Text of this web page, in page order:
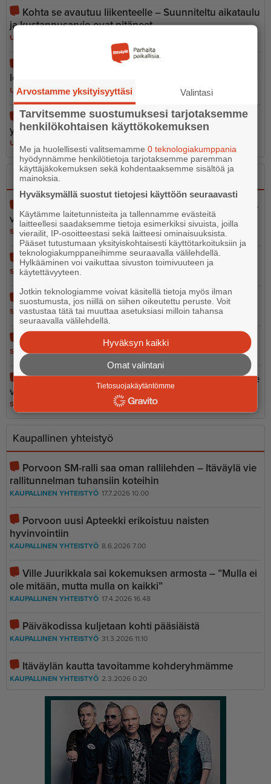
Kohta se avautuu liikenteelle – Suunniteltu aikataulu
ja kustannusarvio ovat pitäneet
UUTISET
Maailman toiseksi suurin matkapu­he­lin­ko­koelma
löytyy Askolasta
UUTISET 5.8.2026 17.00
Hotdog maistuu kylmänäkin – Mimosan kiparin
yllättävä hittituote myydään usein loppuun
UUTISET
Sano seKerro se kuvin
Pelastustoimen merellinen valmius osa kokonais­tur­
val­li­suutta
SANO SE 5.8.2026 13.02
Vain 37 euron tähden
SANO SE 5.8.2026 12.56
Ihmisarvo ei ole leikkiä
SANO SE 4.8.2026 10.05
Epoon koulu - kun logiikka jäi koulun pihalle
SANO SE
Porvoon kesän suurin paradoksi: Saaristoon pääsee
vain omalla autolla
SANO SE
Kaupallinen yhteistyö
Porvoon SM-ralli saa oman rallilehden – Itäväylä vie
rallitunnelman tuhansiin koteihin
KAUPALLINEN YHTEISTYÖ 17.7.2026 10.00
Porvoon uusi Apteekki erikoistuu naisten
hyvinvointiin
KAUPALLINEN YHTEISTYÖ 8.6.2026 7.00
Ville Juurikkala sai kokemuksen armosta – ”Mulla ei
ole mitään, mutta mulla on kaikki”
KAUPALLINEN YHTEISTYÖ 17.4.2026 16.48
Päiväkodissa kuljetaan kohti pääsiäistä
KAUPALLINEN YHTEISTYÖ 31.3.2026 11.10
Itäväylän kautta tavoitamme kohderyhmämme
KAUPALLINEN YHTEISTYÖ 2.3.2026 0.20
Arvostamme yksityisyyttäsi Valintasi
Tarvitsemme suostumuksesi tarjotaksemme
henkilökohtaisen käyttökokemuksen
Me ja huolellisesti valitsemamme0 teknologiakumppania
hyödynnämme henkilötietoja tarjotaksemme paremman
käyttäjäkokemuksen sekä kohdentaaksemme sisältöä ja
mainoksia.
Hyväksymällä suostut tietojesi käyttöön seuraavasti
Käytämme laitetunnisteita ja tallennamme evästeitä
laitteellesi saadaksemme tietoja esimerkiksi sivuista, joilla
vierailit, IP-osoitteestasi sekä laitteesi ominaisuuksista.
Pääset tutustumaan yksityiskohtaisesti käyttötarkoituksiin ja
teknologiakumppaneihimme seuraavalla välilehdellä.
Hylkääminen voi vaikuttaa sivuston toimivuuteen ja
käytettävyyteen.
Jotkin teknologiamme voivat käsitellä tietoja myös ilman
suostumusta, jos niillä on siihen oikeutettu peruste. Voit
vastustaa tätä tai muuttaa asetuksiasi milloin tahansa
seuraavalla välilehdellä.
Hyväksyn kaikki
Omat valintani
Tietosuojakäytäntömme